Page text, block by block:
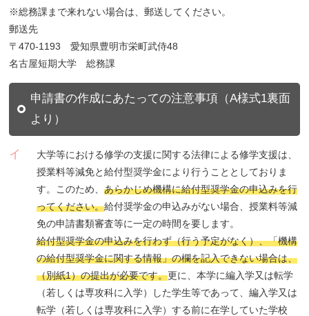
※総務課まで来れない場合は、郵送してください。
郵送先
〒470-1193 愛知県豊明市栄町武侍48
名古屋短期大学 総務課
申請書の作成にあたっての注意事項（A様式1裏面
より）
イ
大学等における修学の支援に関する法律による修学支援は、
授業料等減免と給付型奨学金により行うこととしておりま
す。このため、あらかじめ機構に給付型奨学金の申込みを行
ってください。給付奨学金の申込みがない場合、授業料等減
免の申請書類審査等に一定の時間を要します。
給付型奨学金の申込みを行わず（行う予定がなく）、「機構
の給付型奨学金に関する情報」の欄を記入できない場合は、
（別紙1）の提出が必要です。更に、本学に編入学又は転学
（若しくは専攻科に入学）した学生等であって、編入学又は
転学（若しくは専攻科に入学）する前に在学していた学校